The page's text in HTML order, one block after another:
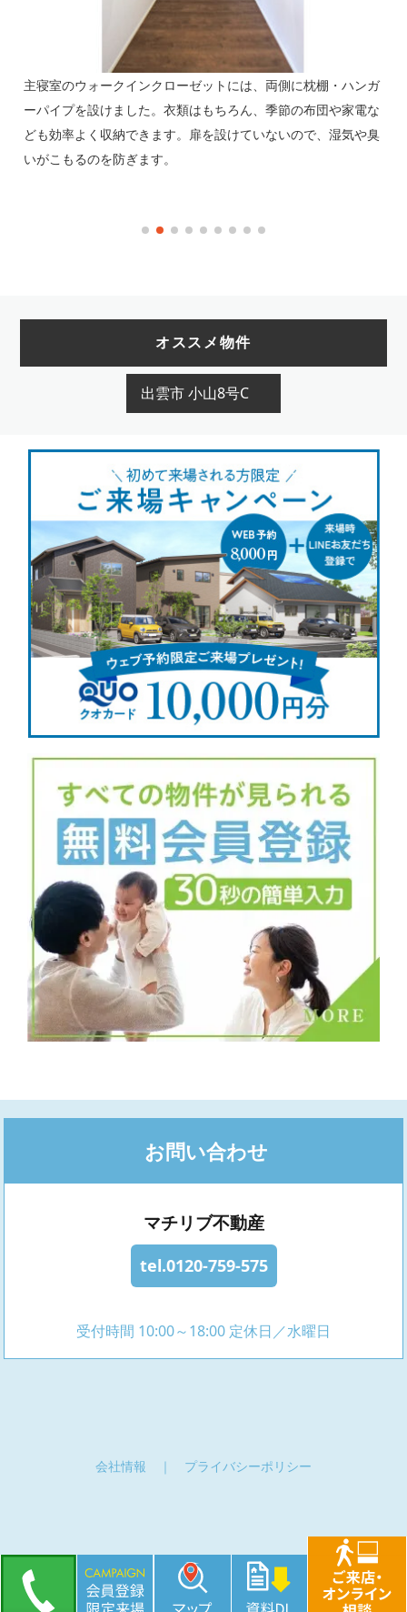
主寝室のウォークインクローゼットには、両側に枕棚・ハンガ
ーパイプを設けました。衣類はもちろん、季節の布団や家電な
ども効率よく収納できます。扉を設けていないので、湿気や臭
いがこもるのを防ぎます。
オススメ物件
出雲市 小山8号C
お問い合わせ
マチリブ不動産
tel.0120-759-575
受付時間 10:00～18:00 定休日／水曜日
会社情報 ｜ プライバシーポリシー
copyright(c) sanin life all rights reserved.